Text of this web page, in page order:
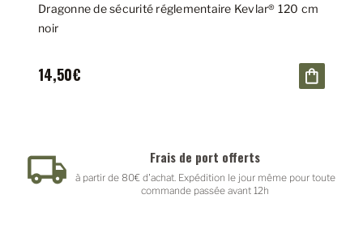
Dragonne de sécurité réglementaire Kevlar® 120 cm
noir
14,50€
Frais de port offerts
à partir de 80€ d'achat. Expédition le jour même pour toute
commande passée avant 12h